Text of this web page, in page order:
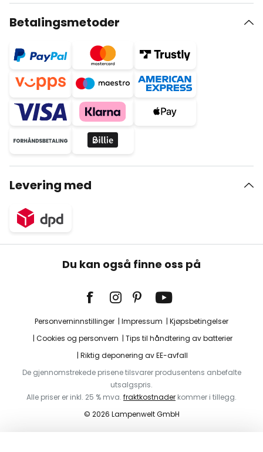
Betalingsmetoder
Levering med
Du kan også finne oss på
Personverninnstillinger Impressum
Kjøpsbetingelser
Cookies og personvern
Tips til håndtering av batterier
Riktig deponering av EE-avfall
De gjennomstrekede prisene tilsvarer produsentens anbefalte
utsalgspris.
Alle priser er inkl. 25 % mva. fraktkostnader kommer i tillegg.
© 2026 Lampenwelt GmbH